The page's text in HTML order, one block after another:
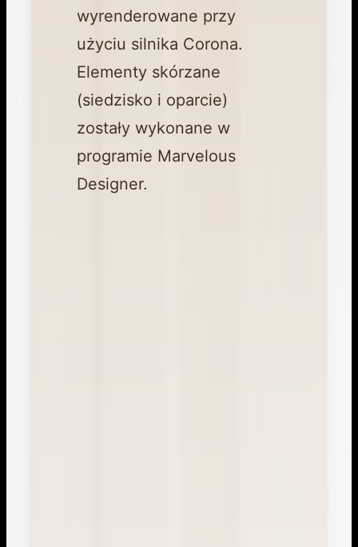
wyrenderowane przy
użyciu silnika Corona.
Elementy skórzane
(siedzisko i oparcie)
zostały wykonane w
programie Marvelous
Designer.